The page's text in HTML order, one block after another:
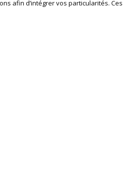
afin d’intégrer vos particularités. Ces